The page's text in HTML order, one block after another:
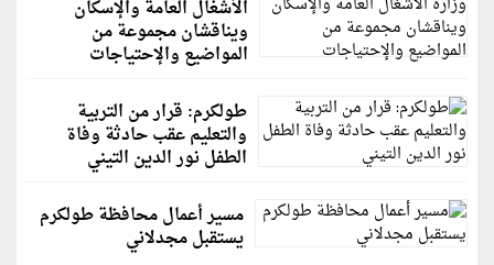
الأشغال العامة والإسكان
ويناقشان مجموعة من
المواضيع والإحتياجات
طولكرم: قرار من التربية
والتعليم عقب حادثة وفاة
الطفل نور الدين التيني
مسير أعمال محافظة طولكرم
يستقبل مجدلاني